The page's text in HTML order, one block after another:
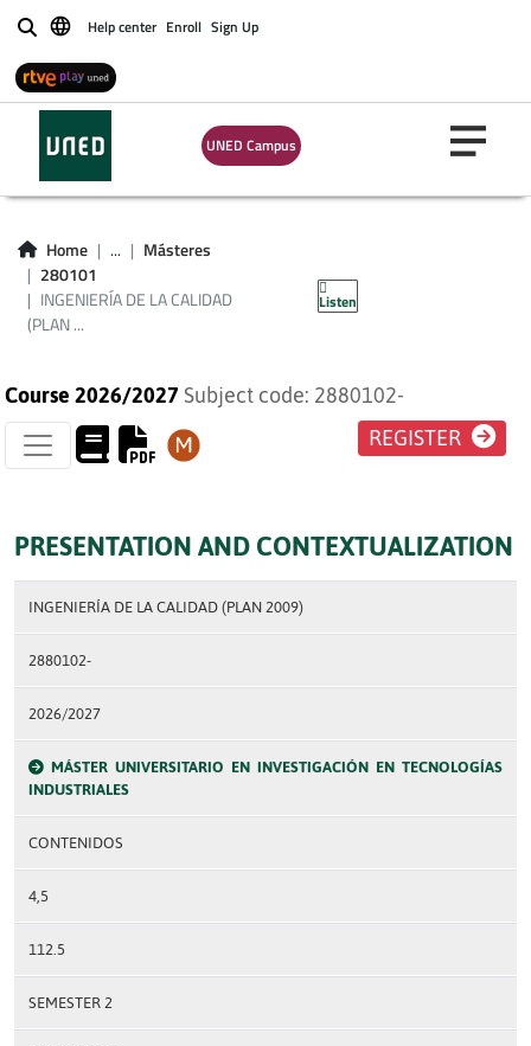
BuscarHelp center Enroll Sign Up
UNED Campus
Home ...
Másteres
280101
INGENIERÍA DE LA CALIDAD
(PLAN ...
Listen
INGENIERÍA DE LA
CALIDAD (PLAN
2009)
Course 2026/2027 Subject code: 2880102-
REGISTER
PRESENTATION AND CONTEXTUALIZATION
INGENIERÍA DE LA CALIDAD (PLAN 2009)
2880102-
2026/2027
MÁSTER UNIVERSITARIO EN INVESTIGACIÓN EN TECNOLOGÍAS
INDUSTRIALES
CONTENIDOS
4,5
112.5
SEMESTER 2